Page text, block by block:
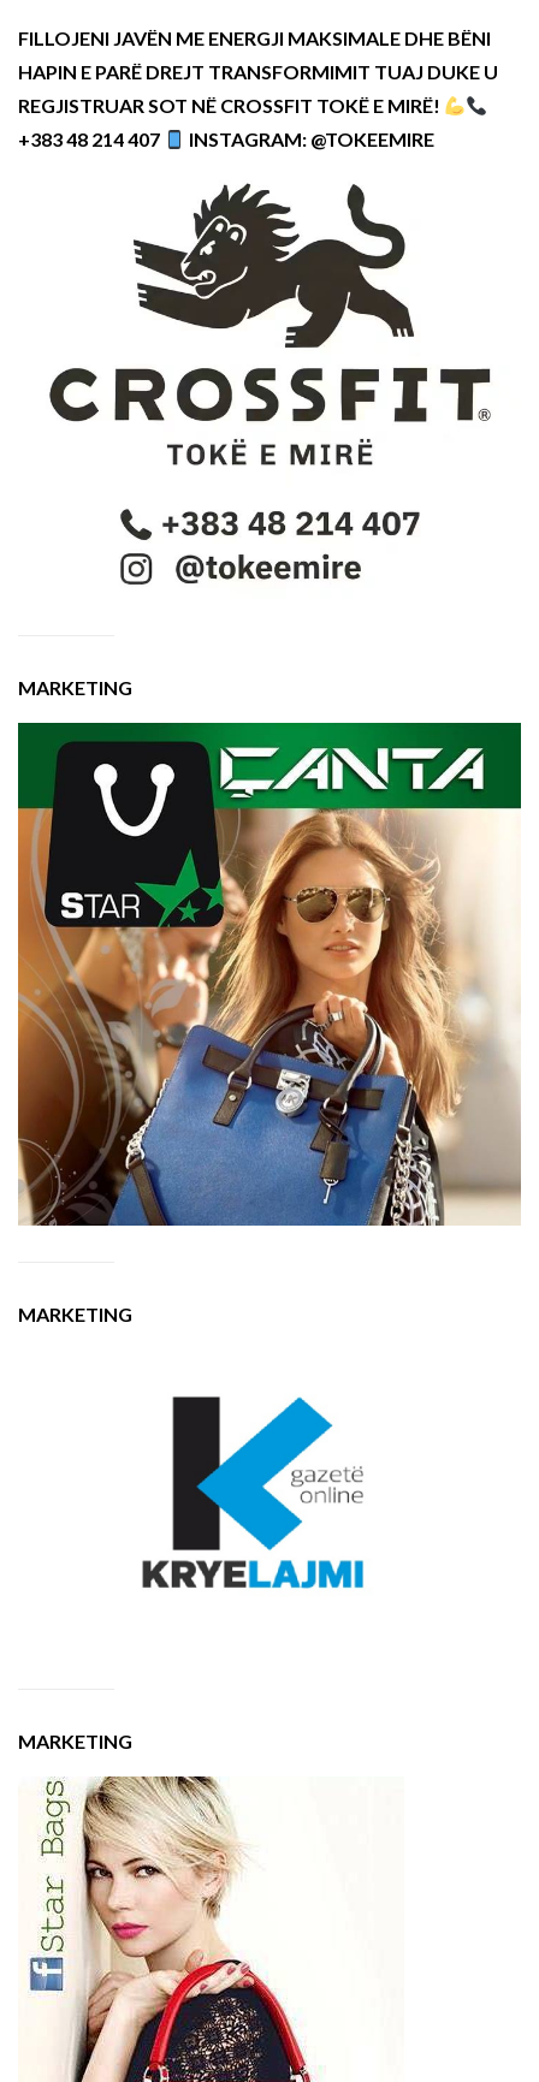
FILLOJENI JAVËN ME ENERGJI MAKSIMALE DHE BËNI
HAPIN E PARË DREJT TRANSFORMIMIT TUAJ DUKE U
REGJISTRUAR SOT NË CROSSFIT TOKË E MIRË!
+383 48 214 407
INSTAGRAM: @TOKEEMIRE
MARKETING
MARKETING
MARKETING